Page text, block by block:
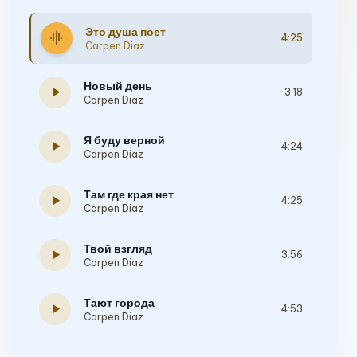
graphic_eq Это душа поет
Carpen Diaz
4:25
play_arrow Новый день
Carpen Diaz
3:18
play_arrow Я буду верной
Carpen Diaz
4:24
play_arrow Там где края нет
Carpen Diaz
4:25
play_arrow Твой взгляд
Carpen Diaz
3:56
play_arrow Тают города
Carpen Diaz
4:53